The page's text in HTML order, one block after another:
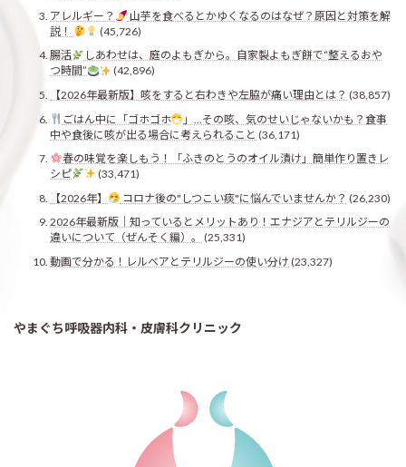
アレルギー？
山芋を食べるとかゆくなるのはなぜ？原因と対策を解
説！
(45,726)
腸活
しあわせは、庭のよもぎから。自家製よもぎ餅で“整えるおや
つ時間”
(42,896)
【2026年最新版】咳をすると右わきや左脇が痛い理由とは？ (38,857)
ごはん中に「ゴホゴホ
」…その咳、気のせいじゃないかも？食事
中や食後に咳が出る場合に考えられること (36,171)
春の味覚を楽しもう！「ふきのとうのオイル漬け」簡単作り置きレ
シピ
(33,471)
【2026年】
コロナ後の"しつこい痰"に悩んでいませんか？ (26,230)
2026年最新版｜知っているとメリットあり！エナジアとテリルジーの
違いについて（ぜんそく編）。
(25,331)
動画で分かる！レルベアとテリルジーの使い分け (23,327)
やまぐち呼吸器内科・皮膚科クリニック